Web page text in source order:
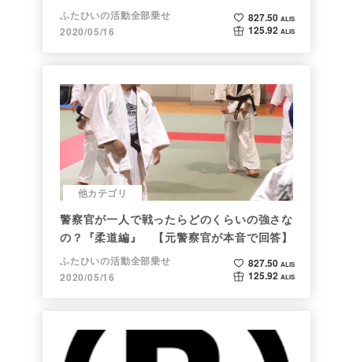
ふたひいの活動全部乗せ
2020/05/16
827.50 ALIS
125.92 ALIS
他カテゴリ
警察官が一人で戦ったらどのくらいの強さな
の？『柔道編』 【元警察官が本音で回答】
ふたひいの活動全部乗せ
2020/05/16
827.50 ALIS
125.92 ALIS